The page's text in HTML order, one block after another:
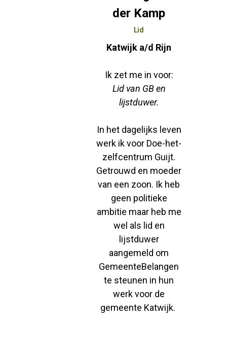
der Kamp
Lid
Katwijk a/d Rijn
Ik zet me in voor:
Lid van GB en
lijstduwer.
In het dagelijks leven
werk ik voor Doe-het-
zelfcentrum Guijt.
Getrouwd en moeder
van een zoon. Ik heb
geen politieke
ambitie maar heb me
wel als lid en
lijstduwer
aangemeld om
GemeenteBelangen
te steunen in hun
werk voor de
gemeente Katwijk.